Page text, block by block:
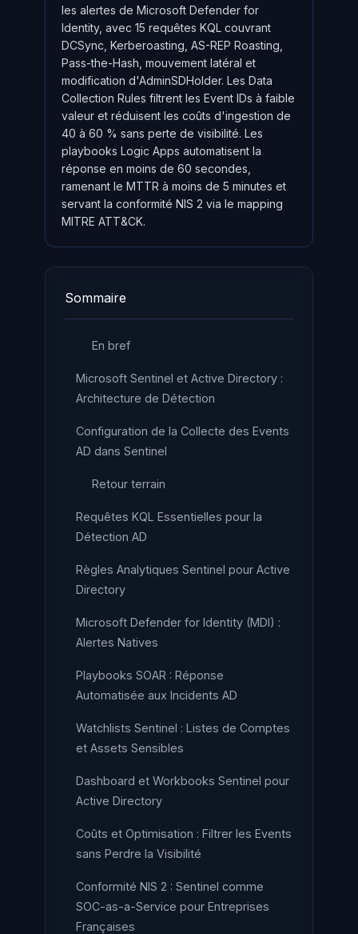
les alertes de Microsoft Defender for
Identity, avec 15 requêtes KQL couvrant
DCSync, Kerberoasting, AS-REP Roasting,
Pass-the-Hash, mouvement latéral et
modification d'AdminSDHolder. Les Data
Collection Rules filtrent les Event IDs à faible
valeur et réduisent les coûts d'ingestion de
40 à 60 % sans perte de visibilité. Les
playbooks Logic Apps automatisent la
réponse en moins de 60 secondes,
ramenant le MTTR à moins de 5 minutes et
servant la conformité NIS 2 via le mapping
MITRE ATT&CK.
Sommaire
En bref
Microsoft Sentinel et Active Directory :
Architecture de Détection
Configuration de la Collecte des Events
AD dans Sentinel
Retour terrain
Requêtes KQL Essentielles pour la
Détection AD
Règles Analytiques Sentinel pour Active
Directory
Microsoft Defender for Identity (MDI) :
Alertes Natives
Playbooks SOAR : Réponse
Automatisée aux Incidents AD
Watchlists Sentinel : Listes de Comptes
et Assets Sensibles
Dashboard et Workbooks Sentinel pour
Active Directory
Coûts et Optimisation : Filtrer les Events
sans Perdre la Visibilité
Conformité NIS 2 : Sentinel comme
SOC-as-a-Service pour Entreprises
Françaises